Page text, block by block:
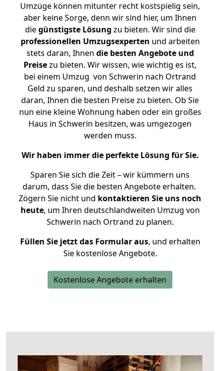
Umzüge können mitunter recht kostspielig sein,
aber keine Sorge, denn wir sind hier, um Ihnen
diegünstigste Lösung zu bieten. Wir sind die
professionellen Umzugsexperten und arbeiten
stets daran, Ihnen die besten Angebote und
Preisezu bieten. Wir wissen, wie wichtig es ist,
bei einem Umzug von Schwerin nach Ortrand
Geld zu sparen, und deshalb setzen wir alles
daran, Ihnen die besten Preise zu bieten. Ob Sie
nun eine kleine Wohnung haben oder ein großes
Haus in Schwerin besitzen, was umgezogen
werden muss.
Wir haben immer die perfekte Lösung für Sie.
Sparen Sie sich die Zeit – wir kümmern uns
darum, dass Sie die besten Angebote erhalten.
Zögern Sie nicht und kontaktieren Sie uns noch
heute, um Ihren deutschlandweiten Umzug von
Schwerin nach Ortrand zu planen.
Füllen Sie jetzt das Formular aus, und erhalten
Sie kostenlose Angebote.
Kostenlose Angebote erhalten